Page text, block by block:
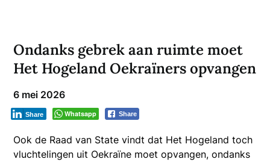
Ondanks gebrek aan ruimte moet
Het Hogeland Oekraïners opvangen
6 mei 2026
Whatsapp Share
Share
Ook de Raad van State vindt dat Het Hogeland toch
vluchtelingen uit Oekraïne moet opvangen, ondanks